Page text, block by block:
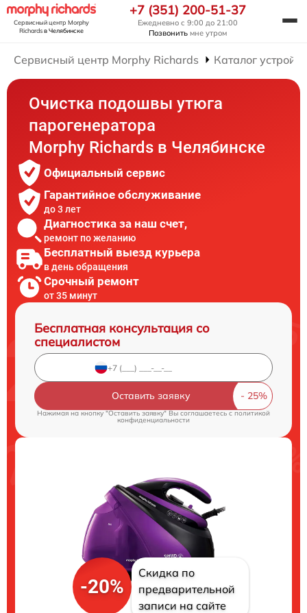
Сервисный центр Morphy
Richardsв Челябинске
+7 (351) 200-51-37
Ежедневно с 9:00 до 21:00
Позвонить мне утром
Сервисный центр Morphy Richards Каталог
Очистка подошвы утюга
парогенератора
Morphy Richards в Челябинске
Официальный сервис
Гарантийное обслуживание
до 3 лет
Диагностика за наш счет,
ремонт по желанию
Бесплатный выезд курьера
в день обращения
Срочный ремонт
от 35 минут
Бесплатная консультация со
специалистом
Оставить заявку
Нажимая на кнопку "Оставить заявку" Вы соглашаетесь cполитикой
конфиденциальности
-20%
Скидка по
предварительной
записи на сайте